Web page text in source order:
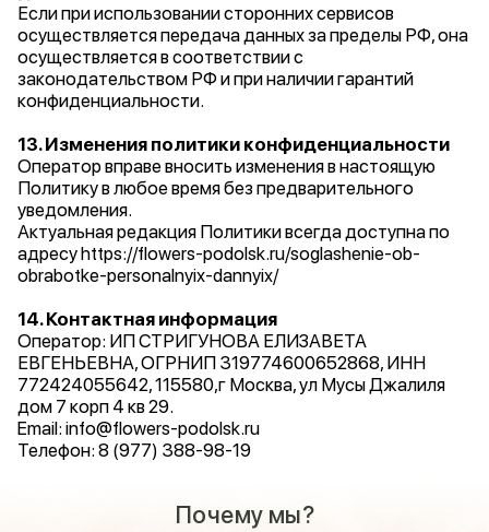
Если при использовании сторонних сервисов
осуществляется передача данных за пределы РФ, она
осуществляется в соответствии с
законодательством РФ и при наличии гарантий
конфиденциальности.
13. Изменения политики конфиденциальности
Оператор вправе вносить изменения в настоящую
Политику в любое время без предварительного
уведомления.
Актуальная редакция Политики всегда доступна по
адресу https://flowers-podolsk.ru/soglashenie-ob-
obrabotke-personalnyix-dannyix/
14. Контактная информация
Оператор: ИП СТРИГУНОВА ЕЛИЗАВЕТА
ЕВГЕНЬЕВНА, ОГРНИП 319774600652868, ИНН
772424055642, 115580,г Москва, ул Мусы Джалиля
дом 7 корп 4 кв 29.
Email: info@flowers-podolsk.ru
Телефон: 8 (977) 388-98-19
Почему мы?